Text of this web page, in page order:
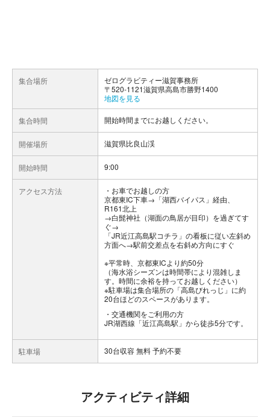
集合場所
ゼログラビティー滋賀事務所
〒520-1121滋賀県高島市勝野1400
地図を見る
集合時間 開始時間までにお越しください。
開催場所 滋賀県比良山渓
開始時間 9:00
アクセス方法
お車でお越しの方
京都東IC下車→「湖西バイパス」経由、
R161北上
→白髭神社（湖面の鳥居が目印）を過ぎてす
ぐ→
「JR近江高島駅コチラ」の看板に従い左斜め
方面へ→駅前交差点を右斜め方向にすぐ
※平常時、京都東ICより約50分
（海水浴シーズンは時間帯により混雑しま
す。時間に余裕を持ってお越しください）
※駐車場は集合場所の「高島びれっじ」に約
20台ほどのスペースがあります。
交通機関をご利用の方
JR湖西線「近江高島駅」から徒歩5分です。
駐車場 30台収容 無料 予約不要
アクティビティ詳細